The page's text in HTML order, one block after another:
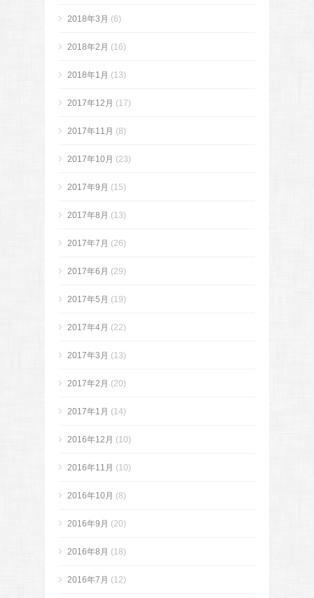
2018年3月 (6)
2018年2月 (16)
2018年1月 (13)
2017年12月 (17)
2017年11月 (8)
2017年10月 (23)
2017年9月 (15)
2017年8月 (13)
2017年7月 (26)
2017年6月 (29)
2017年5月 (19)
2017年4月 (22)
2017年3月 (13)
2017年2月 (20)
2017年1月 (14)
2016年12月 (10)
2016年11月 (10)
2016年10月 (8)
2016年9月 (20)
2016年8月 (18)
2016年7月 (12)